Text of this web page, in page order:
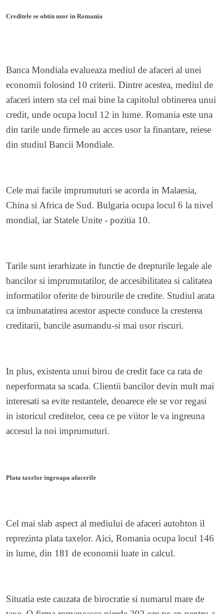
Creditele se obtin usor in Romania
Banca Mondiala evalueaza mediul de afaceri al unei
economii folosind 10 criterii. Dintre acestea, mediul de
afaceri intern sta cel mai bine la capitolul obtinerea unui
credit, unde ocupa locul 12 in lume. Romania este una
din tarile unde firmele au acces usor la finantare, reiese
din studiul Bancii Mondiale.
Cele mai facile imprumuturi se acorda in Malaesia,
China si Africa de Sud. Bulgaria ocupa locul 6 la nivel
mondial, iar Statele Unite - pozitia 10.
Tarile sunt ierarhizate in functie de drepturile legale ale
bancilor si imprumutatilor, de accesibilitatea si calitatea
informatilor oferite de birourile de credite. Studiul arata
ca imbunatatirea acestor aspecte conduce la cresterea
creditarii, bancile asumandu-si mai usor riscuri.
In plus, existenta unui birou de credit face ca rata de
neperformata sa scada. Clientii bancilor devin mult mai
interesati sa evite restantele, deoarece ele se vor regasi
in istoricul creditelor, ceea ce pe viitor le va ingreuna
accesul la noi imprumuturi.
Plata taxelor ingroapa afacerile
Cel mai slab aspect al mediului de afaceri autohton il
reprezinta plata taxelor. Aici, Romania ocupa locul 146
in lume, din 181 de economii luate in calcul.
Situatia este cauzata de birocratie si numarul mare de